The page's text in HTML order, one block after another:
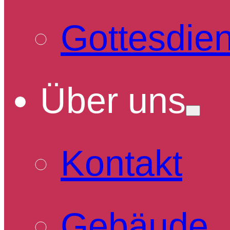
Über uns
Kontakt